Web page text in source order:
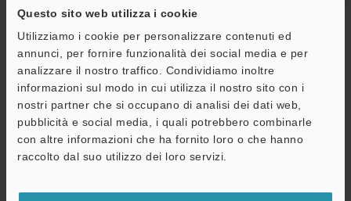
Questo sito web utilizza i cookie
Utilizziamo i cookie per personalizzare contenuti ed
annunci, per fornire funzionalità dei social media e per
analizzare il nostro traffico. Condividiamo inoltre
informazioni sul modo in cui utilizza il nostro sito con i
nostri partner che si occupano di analisi dei dati web,
pubblicità e social media, i quali potrebbero combinarle
con altre informazioni che ha fornito loro o che hanno
raccolto dal suo utilizzo dei loro servizi.
Impostazione della velocità di trasferimento: Standard (7×)
Impostazione della velocità di trasferimento: Veloce (16×)
Sul prodotto devono essere utilizzati un obiettivo con
classificazione IP64 specificato da KEYENCE e un cavo resistente
all’ambiente.